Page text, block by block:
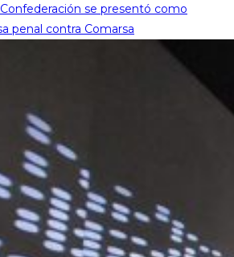
se presentó como
penal contra Comarsa